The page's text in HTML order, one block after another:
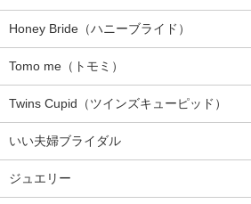
Honey Bride（ハニーブライド）
Tomo me（トモミ）
Twins Cupid（ツインズキューピッド）
いい夫婦ブライダル
ジュエリー